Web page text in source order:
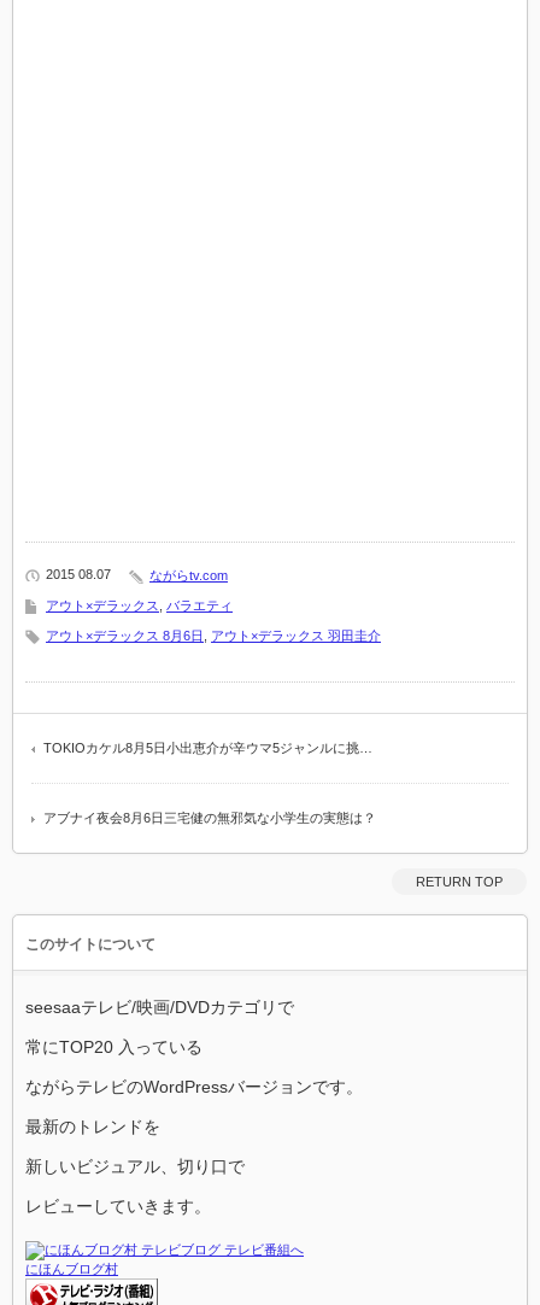
2015 08.07 ながらtv.com
アウト×デラックス バラエティ
アウト×デラックス 8月6日 アウト×デラックス 羽田圭介
TOKIOカケル8月5日小出恵介が辛ウマ5ジャンルに挑…
アブナイ夜会8月6日三宅健の無邪気な小学生の実態は？
RETURN TOP
このサイトについて
seesaaテレビ/映画/DVDカテゴリで
常にTOP20 入っている
ながらテレビのWordPressバージョンです。
最新のトレンドを
新しいビジュアル、切り口で
レビューしていきます。
にほんブログ村